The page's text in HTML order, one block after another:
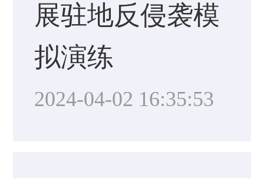
展驻地反侵袭模
拟演练
2024-04-02 16:35:53